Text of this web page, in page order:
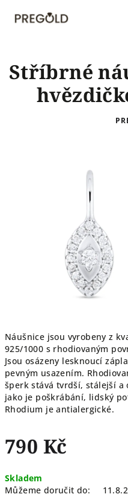
Náušnice jsou vyrobeny z
925/1000 s rhodiovaným
Jsou osázeny lesknoucí
pevným usazením.
šperk stává tvrdší, stálejší
jako je poškrábání, lidský
Rhodium je antialergické.
790 Kč
cena:
Skladem
Můžeme doručit do:
Stříbrné